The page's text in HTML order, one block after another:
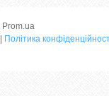
Prom.ua
| Політика